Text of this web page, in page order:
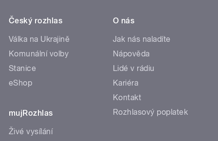
Český rozhlas
Válka na Ukrajině
Komunální volby
Stanice
eShop
mujRozhlas
Živé vysílání
O nás
Jak nás naladíte
Nápověda
Lidé v rádiu
Kariéra
Kontakt
Rozhlasový poplatek